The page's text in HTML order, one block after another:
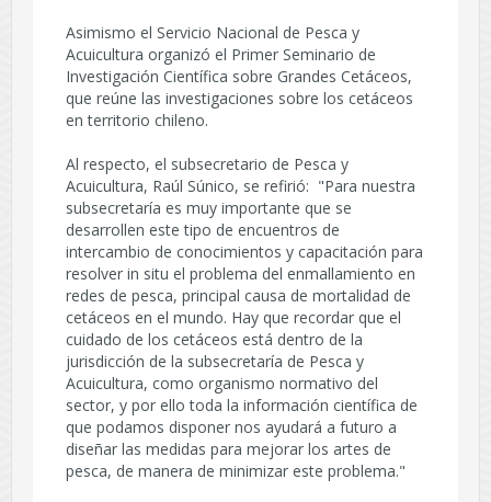
Asimismo el Servicio Nacional de Pesca y
Acuicultura organizó el Primer Seminario de
Investigación Científica sobre Grandes Cetáceos,
que reúne las investigaciones sobre los cetáceos
en territorio chileno.
Al respecto, el subsecretario de Pesca y
Acuicultura, Raúl Súnico, se refirió: "Para nuestra
subsecretaría es muy importante que se
desarrollen este tipo de encuentros de
intercambio de conocimientos y capacitación para
resolver in situ el problema del enmallamiento en
redes de pesca, principal causa de mortalidad de
cetáceos en el mundo. Hay que recordar que el
cuidado de los cetáceos está dentro de la
jurisdicción de la subsecretaría de Pesca y
Acuicultura, como organismo normativo del
sector, y por ello toda la información científica de
que podamos disponer nos ayudará a futuro a
diseñar las medidas para mejorar los artes de
pesca, de manera de minimizar este problema."